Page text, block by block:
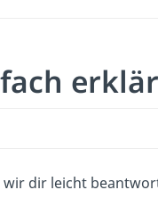
wir dir leicht